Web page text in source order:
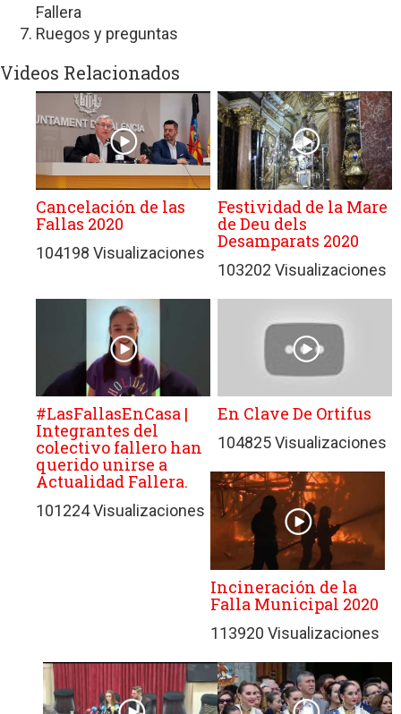
MPG
SL.
Fallera
Ruegos y preguntas
Videos Relacionados
Cancelación de las
Fallas 2020
104198 Visualizaciones
Festividad de la Mare
de Deu dels
Desamparats 2020
103202 Visualizaciones
#LasFallasEnCasa |
Integrantes del
colectivo fallero han
querido unirse a
Actualidad Fallera.
101224 Visualizaciones
En Clave De Ortifus
104825 Visualizaciones
Incineración de la
Falla Municipal 2020
113920 Visualizaciones